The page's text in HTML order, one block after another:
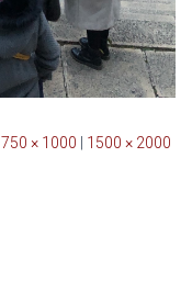
750 × 1000 1500 × 2000